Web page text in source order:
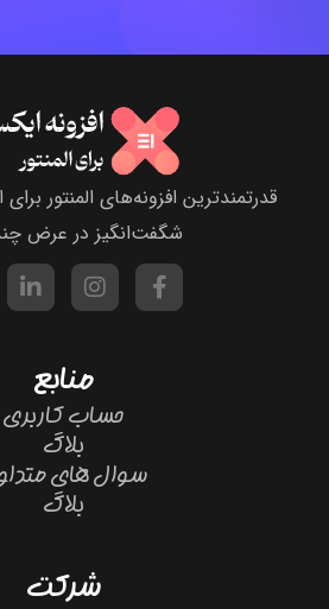
قدرتمندترین افزونه‌های المنتور
شگفت‌انگیز در عرض
منابع
حساب کاربری
بلاگ
سوال های
بلاگ
شرکت